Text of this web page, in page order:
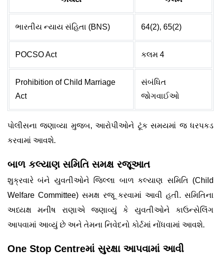
ભારતીય ન્યાય સંહિતા (BNS) 64(2), 65(2)
POCSO Act કલમ 4
Prohibition of Child Marriage
Act
સંબંધિત
જોગવાઈઓ
પોલીસના જણાવ્યા મુજબ, આરોપીઓને ટૂંક સમયમાં જ ધરપકડ
કરવામાં આવશે.
બાળ કલ્યાણ સમિતિ સમક્ષ રજૂઆત
શુક્રવારે બંને યુવતીઓને જિલ્લા બાળ કલ્યાણ સમિતિ (Child
Welfare Committee) સમક્ષ રજૂ કરવામાં આવી હતી. સમિતિના
અધ્યક્ષ મનીષ રાણાએ જણાવ્યું કે યુવતીઓને કાઉન્સેલિંગ
આપવામાં આવ્યું છે અને તેમના નિવેદનો કોર્ટમાં નોંધવામાં આવશે.
One Stop Centreમાં સુરક્ષા આપવામાં આવી